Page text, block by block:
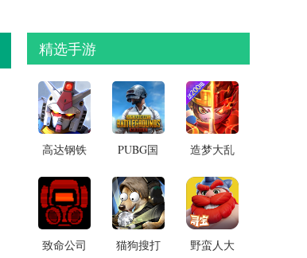
精选手游
高达钢铁
版内置菜
单
PUBG国
逃生
造梦大乱
致命公司
猫狗搜打
野蛮人大